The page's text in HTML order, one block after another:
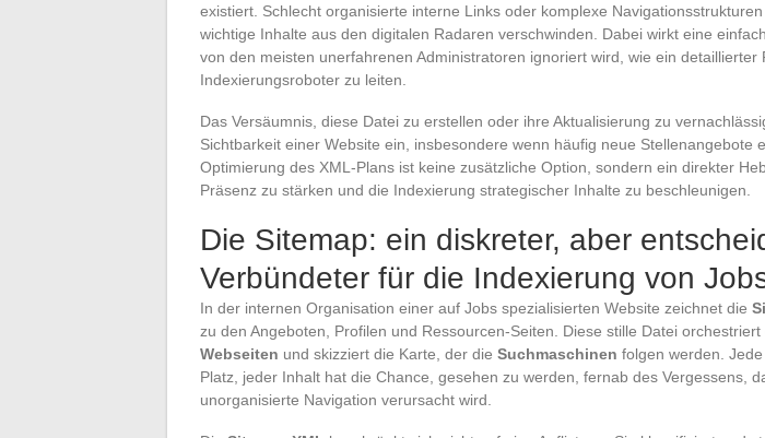
existiert. Schlecht organisierte interne Links oder komplexe
wichtige Inhalte aus den digitalen Radaren verschwinden. Dabei wirkt eine
von den meisten unerfahrenen Administratoren ignoriert wird, wie ein detaillierter
Indexierungsroboter zu leiten.
Das Versäumnis, diese Datei zu erstellen oder ihre Aktualisierung zu
Sichtbarkeit einer Website ein, insbesondere wenn häufig neue Stellenangebote
Optimierung des XML-Plans ist keine zusätzliche Option, sondern ein direkter
Präsenz zu stärken und die Indexierung strategischer Inhalte zu beschleunigen.
Die Sitemap: ein diskreter, aber
Verbündeter für die Indexierung von
In der internen Organisation einer auf Jobs spezialisierten Website zeichnet die
zu den Angeboten, Profilen und Ressourcen-Seiten. Diese stille Datei
Webseiten und skizziert die Karte, der die Suchmaschinen folgen werden. Jede
Platz, jeder Inhalt hat die Chance, gesehen zu werden, fernab des Vergessens,
unorganisierte Navigation verursacht wird.